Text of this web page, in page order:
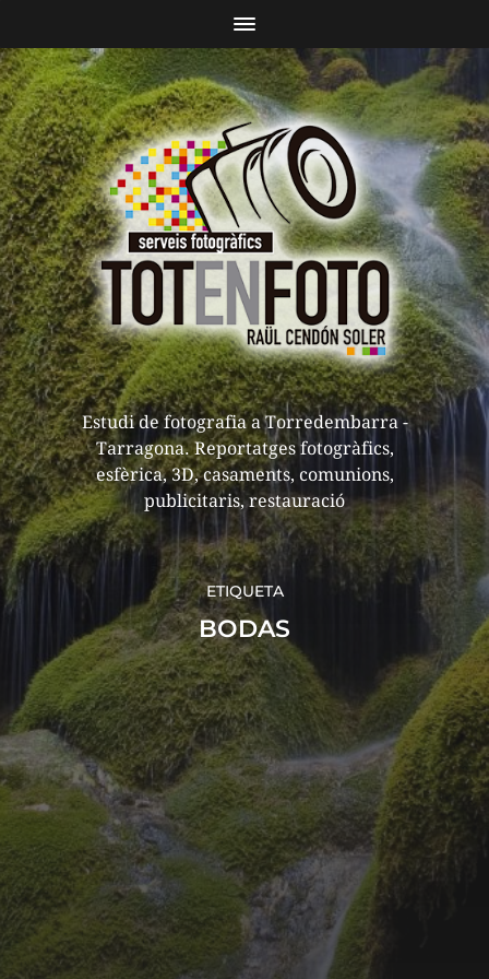
Estudi de fotografia a Torredembarra -
Tarragona. Reportatges fotogràfics,
esfèrica, 3D, casaments, comunions,
publicitaris, restauració
ETIQUETA
BODAS